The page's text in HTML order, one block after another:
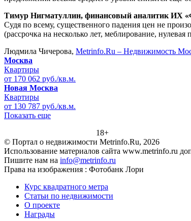
Тимур Нигматуллин, финансовый аналитик
Судя по всему, существенного падения цен не
(рассрочка на несколько лет, меблирование,
Людмила Чичерова, Metrinfo.Ru – Недвижимость
Москва
Квартиры
от 170 062 руб./кв.м.
Новая Москва
Квартиры
от 130 787 руб./кв.м.
Показать еще
18+
© Портал о недвижимости Metrinfo.Ru, 2026
Использование материалов сайта www.metrinfo.ru
Пишите нам на info@metrinfo.ru
Права на изображения : Фотобанк Лори
Курс квадратного метра
Статьи по недвижимости
О проекте
Награды